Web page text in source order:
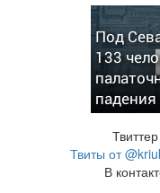
Под
133
Твиттер
Твиты от
В